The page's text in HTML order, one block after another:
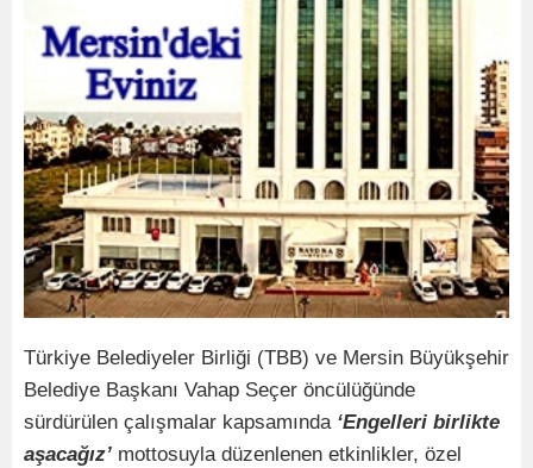
Türkiye Belediyeler Birliği (TBB) ve Mersin Büyükşehir
Belediye Başkanı Vahap Seçer öncülüğünde
sürdürülen çalışmalar kapsamında ‘Engelleri birlikte
aşacağız’ mottosuyla düzenlenen etkinlikler, özel